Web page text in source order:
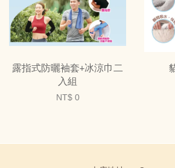
露指式防曬袖套+冰涼巾二
入組
NT$ 0